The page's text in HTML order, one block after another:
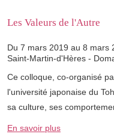
Les Valeurs de l'Autre
Du 7 mars 2019 au 8 mars
Saint-Martin-d'Hères -
Ce colloque, co-organisé
l'université japonaise du
sa culture, ses
En savoir plus